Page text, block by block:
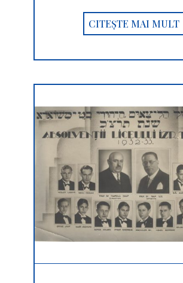
CITEȘTE MAI MULT